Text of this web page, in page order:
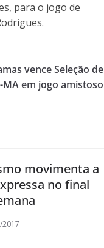
para o jogo de
vence Seleção de
em jogo amistoso
movimenta a
no final
2017